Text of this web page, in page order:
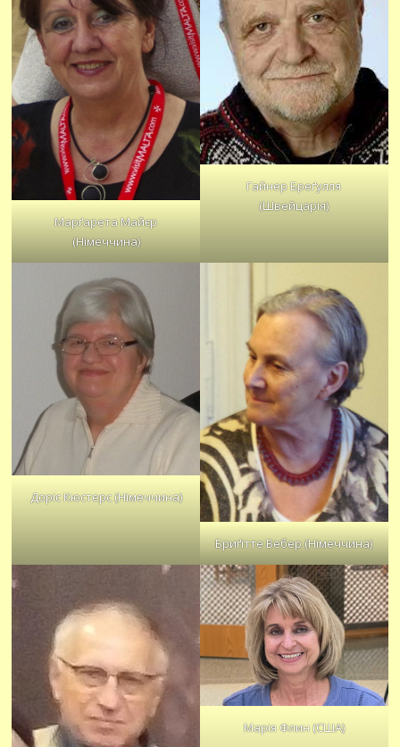
Марґарета Майєр
(Німеччина)
Гайнер Бреґулля
(Швейцарія)
Доріс Кюстерс (Німеччина)
Бриґітте Вебер (Німеччина)
Марія Флин (США)